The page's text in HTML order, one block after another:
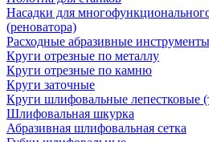
Насадки для
(реноватора)
Расходные абразивные инструменты
Круги отрезные по металлу
Круги отрезные по камню
Круги заточные
Круги шлифовальные
Шлифовальная шкурка
Абразивная шлифовальная сетка